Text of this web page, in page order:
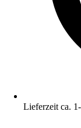
Lieferzeit ca.